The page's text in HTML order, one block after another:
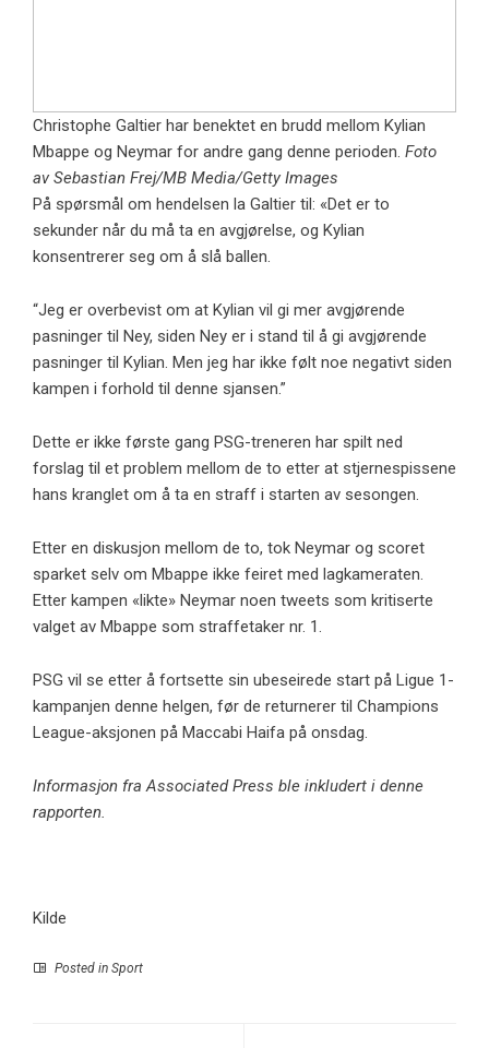
Christophe Galtier har benektet en brudd mellom Kylian
Mbappe og Neymar for andre gang denne perioden. Foto
av Sebastian Frej/MB Media/Getty Images
På spørsmål om hendelsen la Galtier til: «Det er to
sekunder når du må ta en avgjørelse, og Kylian
konsentrerer seg om å slå ballen.
“Jeg er overbevist om at Kylian vil gi mer avgjørende
pasninger til Ney, siden Ney er i stand til å gi avgjørende
pasninger til Kylian. Men jeg har ikke følt noe negativt siden
kampen i forhold til denne sjansen.”
Dette er ikke første gang PSG-treneren har spilt ned
forslag til et problem mellom de to etter at stjernespissene
hans kranglet om å ta en straff i starten av sesongen.
Etter en diskusjon mellom de to, tok Neymar og scoret
sparket selv om Mbappe ikke feiret med lagkameraten.
Etter kampen «likte» Neymar noen tweets som kritiserte
valget av Mbappe som straffetaker nr. 1.
PSG vil se etter å fortsette sin ubeseirede start på Ligue 1-
kampanjen denne helgen, før de returnerer til Champions
League-aksjonen på Maccabi Haifa på onsdag.
Informasjon fra Associated Press ble inkludert i denne
rapporten.
Kilde
Posted in Sport